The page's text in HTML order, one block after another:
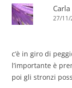
Carla
27/11/
c’è in giro di
l’importante è
poi gli stronzi